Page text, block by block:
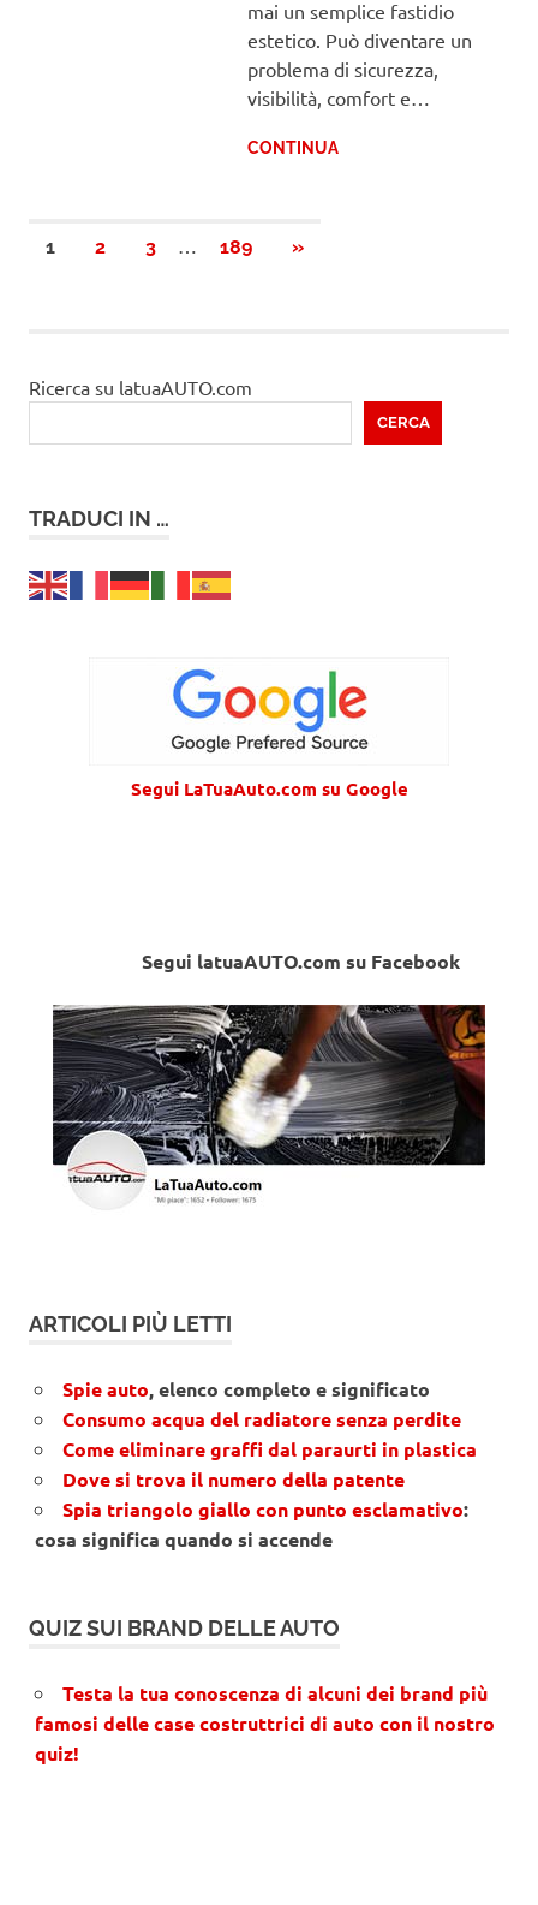
mai un semplice fastidio
estetico. Può diventare un
problema di sicurezza,
visibilità, comfort e…
CONTINUA
Paginazione
1 2 3 … 189
PROSSIMI
»
Ricerca su latuaAUTO.com
CERCA
TRADUCI IN …
Segui LaTuaAuto.com su Google
Segui latuaAUTO.com su Facebook
ARTICOLI PIÙ LETTI
Spie auto, elenco completo e significato
Consumo acqua del radiatore senza perdite
Come eliminare graffi dal paraurti in plastica
Dove si trova il numero della patente
Spia triangolo giallo con punto esclamativo:
cosa significa quando si accende
QUIZ SUI BRAND DELLE AUTO
Testa la tua conoscenza di alcuni dei brand più
famosi delle case costruttrici di auto con il nostro
quiz!